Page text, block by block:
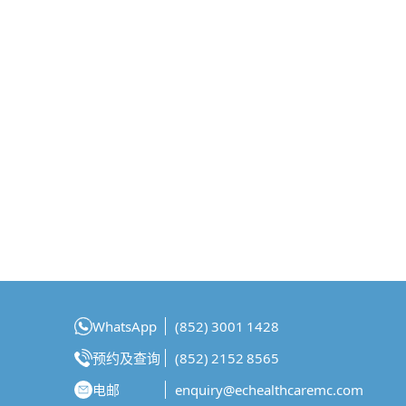
WhatsApp
(852) 3001 1428
预约及查询
(852) 2152 8565
电邮
enquiry@echealthcaremc.com